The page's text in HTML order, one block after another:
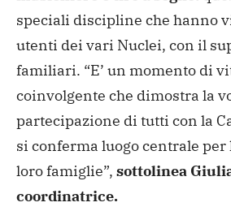
speciali discipline che hanno
utenti dei vari Nuclei, con il
familiari. “E’ un momento di
coinvolgente che dimostra la
partecipazione di tutti con la
si conferma luogo centrale per
loro famiglie”, sottolinea
coordinatrice.